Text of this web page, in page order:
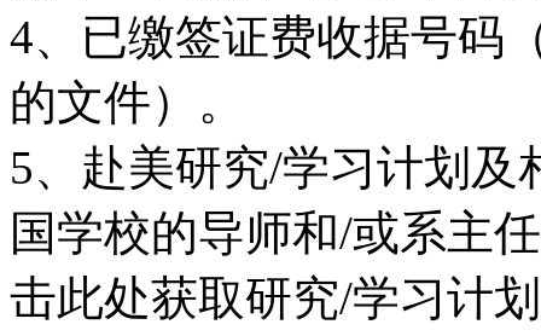
4、已缴签证费收据号码
的文件）。
5、赴美研究/学习计划
国学校的导师和/或系主
击此处获取研究/学习计